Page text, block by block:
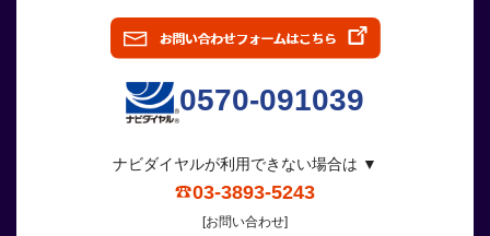
0570-091039
ナビダイヤルが利用できない場合は ▼
03-3893-5243
[お問い合わせ]